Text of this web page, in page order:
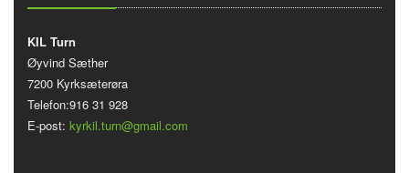
KIL Turn
Øyvind Sæther
7200 Kyrksæterøra
Telefon:916 31 928
E-post: kyrkil.turn@gmail.com